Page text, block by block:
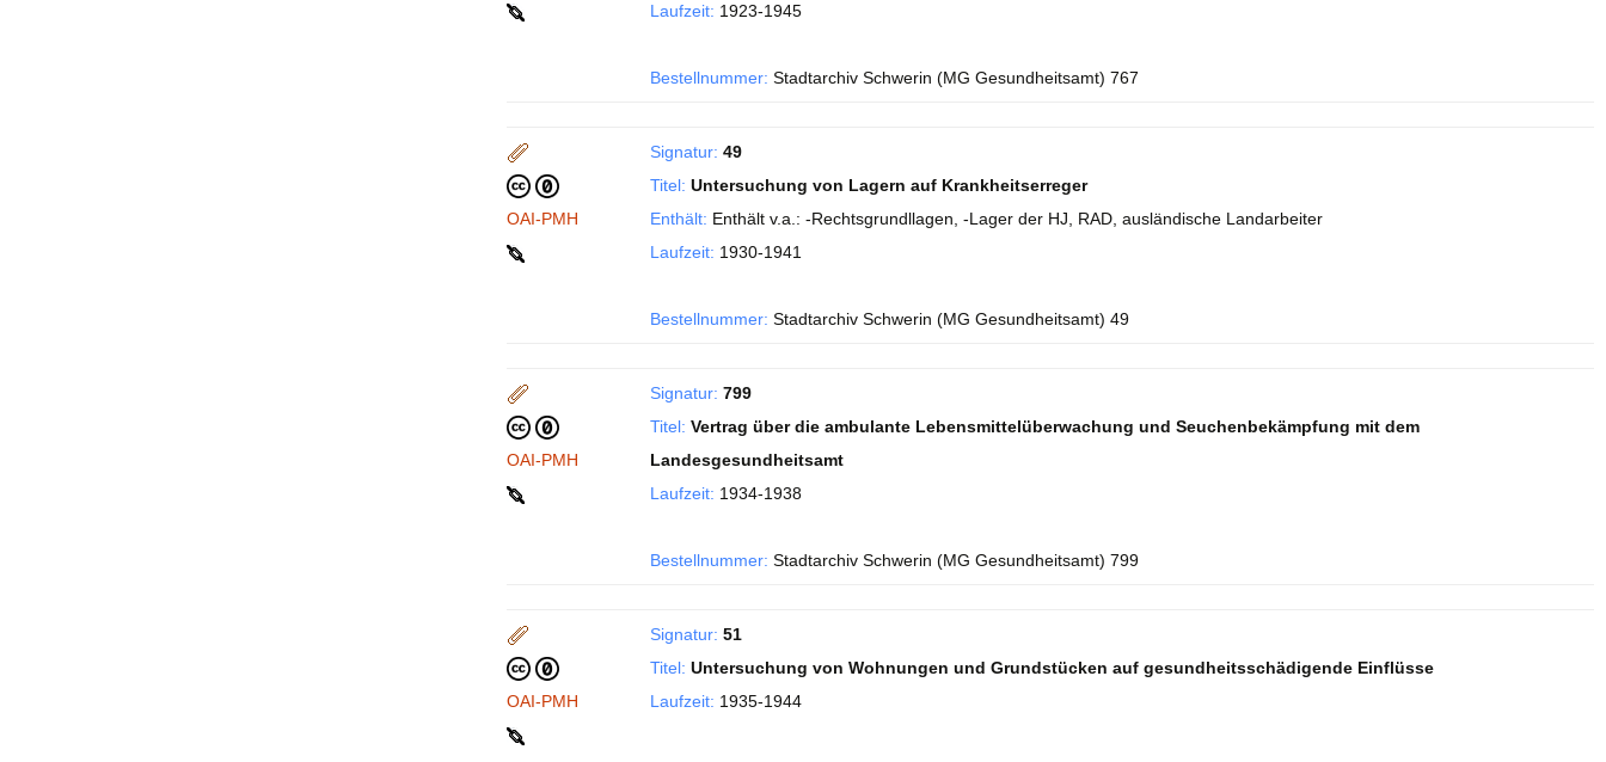
Laufzeit: 1923-1945
Bestellnummer: Stadtarchiv Schwerin (MG Gesundheitsamt) 767
OAI-PMH
Signatur: 49
Titel: Untersuchung von Lagern auf Krankheitserreger
Enthält: Enthält v.a.: -Rechtsgrundllagen, -Lager der HJ, RAD, ausländische Landarbeiter
Laufzeit: 1930-1941
Bestellnummer: Stadtarchiv Schwerin (MG Gesundheitsamt) 49
OAI-PMH
Signatur: 799
Titel: Vertrag über die ambulante Lebensmittelüberwachung und Seuchenbekämpfung mit dem
Landesgesundheitsamt
Laufzeit: 1934-1938
Bestellnummer: Stadtarchiv Schwerin (MG Gesundheitsamt) 799
OAI-PMH
Signatur: 51
Titel: Untersuchung von Wohnungen und Grundstücken auf gesundheitsschädigende Einflüsse
Laufzeit: 1935-1944